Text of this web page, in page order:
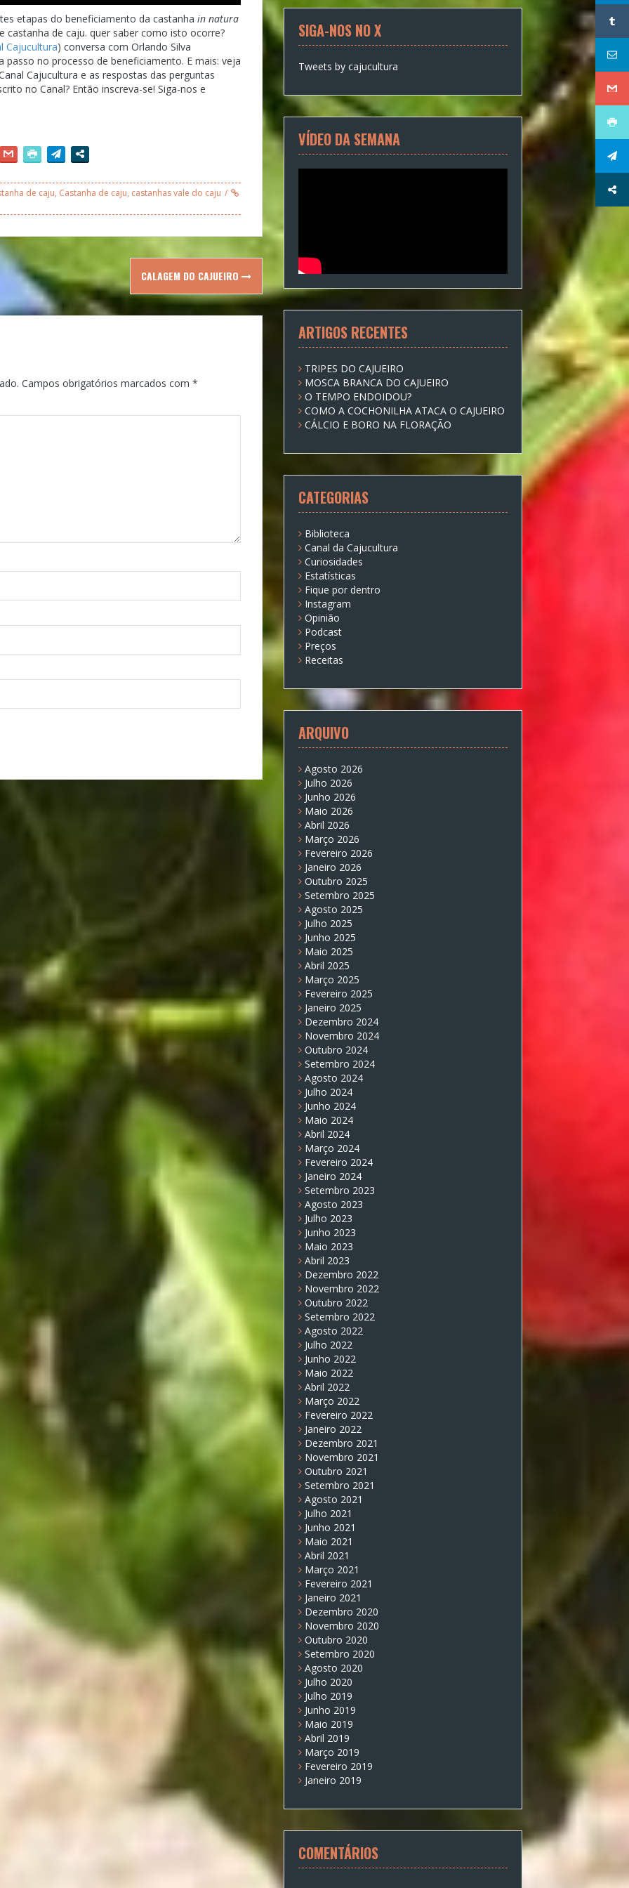
etapas do beneficiamento da castanha in natura
de caju. quer saber como isto ocorre?
Cajucultura) conversa com Orlando Silva
passo no processo de beneficiamento. E mais: veja
Cajucultura e as respostas das perguntas
no Canal? Então inscreva-se! Siga-nos e
de caju, Castanha de caju, castanhas vale do caju
CALAGEM DO CAJUEIRO
Campos obrigatórios marcados com *
SIGA-NOS NO X
Tweets by cajucultura
VÍDEO DA SEMANA
ARTIGOS RECENTES
TRIPES DO CAJUEIRO
MOSCA BRANCA DO CAJUEIRO
O TEMPO ENDOIDOU?
COMO A COCHONILHA ATACA O CAJUEIRO
CÁLCIO E BORO NA FLORAÇÃO
CATEGORIAS
Biblioteca
Canal da Cajucultura
Curiosidades
Estatísticas
Fique por dentro
Instagram
Opinião
Podcast
Preços
Receitas
ARQUIVO
Agosto 2026
Julho 2026
Junho 2026
Maio 2026
Abril 2026
Março 2026
Fevereiro 2026
Janeiro 2026
Outubro 2025
Setembro 2025
Agosto 2025
Julho 2025
Junho 2025
Maio 2025
Abril 2025
Março 2025
Fevereiro 2025
Janeiro 2025
Dezembro 2024
Novembro 2024
Outubro 2024
Setembro 2024
Agosto 2024
Julho 2024
Junho 2024
Maio 2024
Abril 2024
Março 2024
Fevereiro 2024
Janeiro 2024
Setembro 2023
Agosto 2023
Julho 2023
Junho 2023
Maio 2023
Abril 2023
Dezembro 2022
Novembro 2022
Outubro 2022
Setembro 2022
Agosto 2022
Julho 2022
Junho 2022
Maio 2022
Abril 2022
Março 2022
Fevereiro 2022
Janeiro 2022
Dezembro 2021
Novembro 2021
Outubro 2021
Setembro 2021
Agosto 2021
Julho 2021
Junho 2021
Maio 2021
Abril 2021
Março 2021
Fevereiro 2021
Janeiro 2021
Dezembro 2020
Novembro 2020
Outubro 2020
Setembro 2020
Agosto 2020
Julho 2020
Julho 2019
Junho 2019
Maio 2019
Abril 2019
Março 2019
Fevereiro 2019
Janeiro 2019
COMENTÁRIOS